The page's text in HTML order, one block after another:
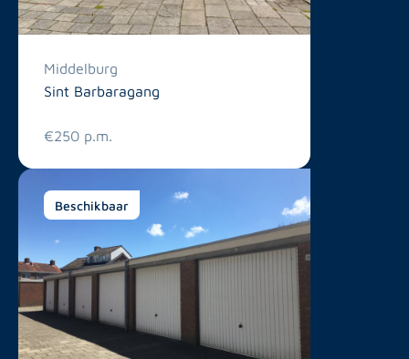
Middelburg
Sint Barbaragang
€250 p.m.
Beschikbaar